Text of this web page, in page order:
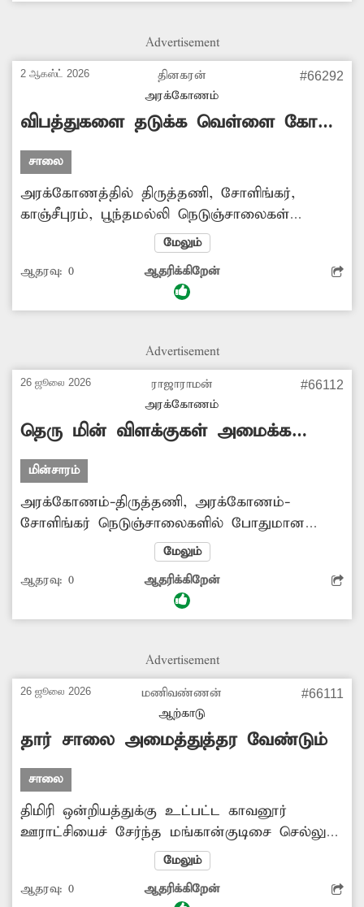
நடவடிக்கை எடுத்து எக்ஸ்ரே நிலையம் மீண்டும்
திமிரி.
Advertisement
2 ஆகஸ்ட் 2026
தினகரன்
அரக்கோணம்
#66292
விபத்துகளை தடுக்க வெள்ளை கோடு
போடப்படுமா?
சாலை
அரக்கோணத்தில் திருத்தணி, சோளிங்கர்,
காஞ்சீபுரம், பூந்தமல்லி நெடுஞ்சாலைகள்
உள்ளன. இந்தச் சாலைகளில் தினமும்
நூற்றுக்கணக்கான வாகனங்கள் சென்று
வருகின்றன. சாலையின் நடுவே வெள்ளை நிற
கோடு மற்றும் பிரதிபளிப்பான் இல்லாமல்
வாகனங்கள் சாலை மையப் பகுதியை தாண்டி
ஏற்படுகின்றன. மாவட்ட நிர்வாகமும், மாநில
நெடுஞ்சாலைத்துறை அதிகாரிகளும் ஆய்வு
செய்து, சாலை நடுவே வெள்ளை கோடு மற்றும்
பிரதிபளிப்பான் ஆகியவை அமைக்க வேண்டும்.
-தினகரன், அரக்கோணம்.
மேலும்
ஆதரவு: 0 ஆதரிக்கிறேன்
Advertisement
26 ஜூலை 2026
ராஜாராமன்
அரக்கோணம்
#66112
தெரு மின் விளக்குகள் அமைக்க
வேண்டும்
மின்சாரம்
அரக்கோணம்-திருத்தணி, அரக்கோணம்-
சோளிங்கர் நெடுஞ்சாலைகளில் போதுமான
தெரு மின் விளக்குகள் இல்லை. இரவில்
செல்லும் வாகன ஓட்டிகள், பொதுமக்கள் கடும்
சிரமத்தை எதிர்கொண்டு வருகின்றனர்.
குறிப்பாக சைக்கிளில் செல்வோர், பள்ளி,
இரவில் வீடு திரும்புவோர் சிரமத்துக்கு
போதிய அளவில் தெரு மின் விளக்குகளை
அமைக்க நடவடிக்கை எடுக்க வேண்டும்.
-ராஜாராமன், அரக்கோணம்.
மேலும்
ஆதரவு: 0 ஆதரிக்கிறேன்
Advertisement
26 ஜூலை 2026
மணிவண்ணன்
ஆற்காடு
#66111
தார் சாலை அமைத்துத்தர வேண்டும்
சாலை
திமிரி ஒன்றியத்துக்கு உட்பட்ட காவனூர்
ஊராட்சியைச் சேர்ந்த மங்கான்குடிசை செல்லும்
இணைப்பு தார் சாலை சாம்பசிவபுரம் வரை
செல்கிறது. இந்த சாலை தற்போது
ஜல்லிக்கற்கள் பெயர்ந்து போக்குவரத்துக்கு ஏற்ற
மேலும்
ஆதரவு: 0 ஆதரிக்கிறேன்